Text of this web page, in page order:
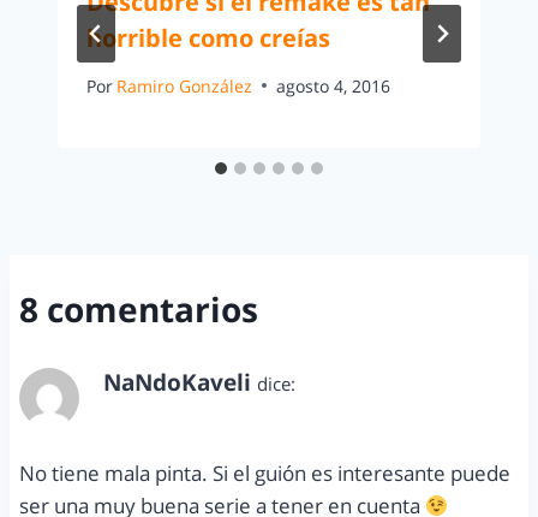
horrible como creías
Por Ramiro González agosto 4, 2016
8 comentarios
NaNdoKaveli dice:
No tiene mala pinta. Si el guión es interesante puede
ser una muy buena serie a tener en cuenta